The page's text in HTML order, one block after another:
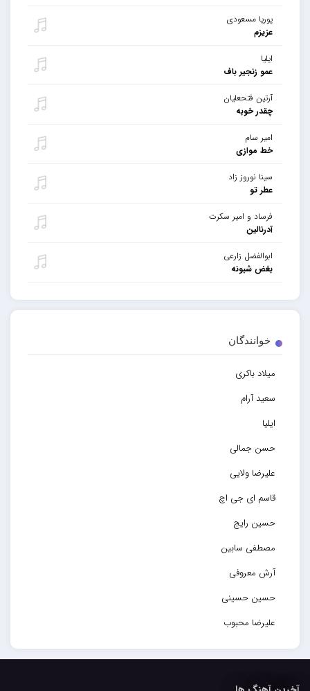
پوریا مسعودی
عزیزم
ایلیا
عمو زنجیر باف
آرتین فتحعلیان
چقدر خوبه
امیر سام
خط موازی
سینا نوروز زاد
عطر تو
فرساد و امیر سکرت
آدرنالین
ابوالفضل زارعی
بغض شبونه
خوانندگان
میلاد باکری
سعید آرام
ایلیا
حسن جمالی
علیرضا ولایی
قاسم ای جی اچ
حسین رایج
مصطفی سابین
آرش معروفی
حسین حسینی
علیرضا محبوب
حسین حصارکی